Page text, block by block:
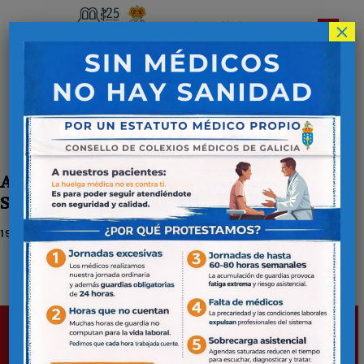
Colegio Oficial de
Alertas sanitarias
Alertas sanitarias
AF-2024-017-01 LIPO SOLUCIÓN
SIBUTRAMINA PARA SÚA RETIRADA
19 DE AGOSTO DE 2024
Datos de contactoC/Ramón y Cajal, 2 - 1º
×